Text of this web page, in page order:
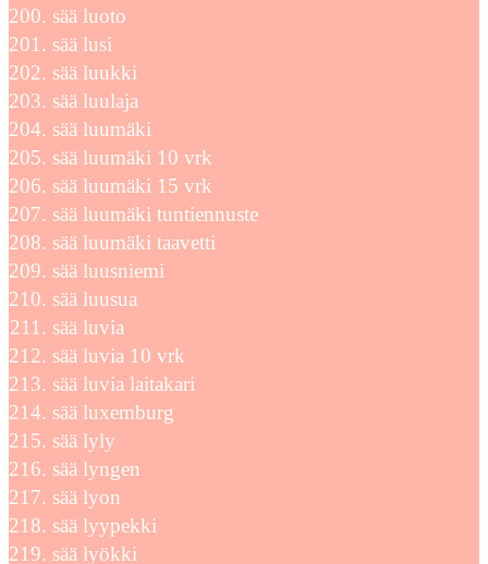
sää luoto
sää lusi
sää luukki
sää luulaja
sää luumäki
sää luumäki 10 vrk
sää luumäki 15 vrk
sää luumäki tuntiennuste
sää luumäki taavetti
sää luusniemi
sää luusua
sää luvia
sää luvia 10 vrk
sää luvia laitakari
sää luxemburg
sää lyly
sää lyngen
sää lyon
sää lyypekki
sää lyökki